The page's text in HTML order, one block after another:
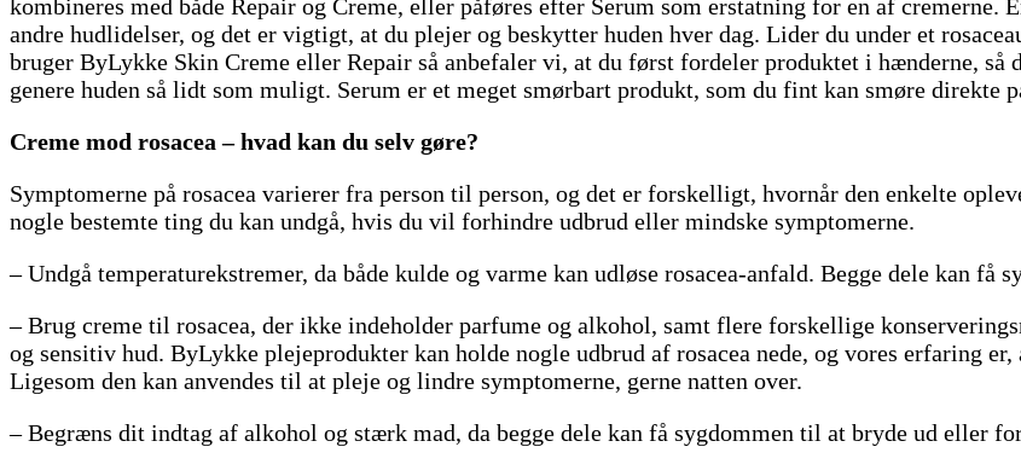
kombineres med både Repair og Creme, eller påføres efter Serum som erstatning for en af
andre hudlidelser, og det er vigtigt, at du plejer og beskytter huden hver dag. Lider du under et
bruger ByLykke Skin Creme eller Repair så anbefaler vi, at du først fordeler produktet i hænderne, så
genere huden så lidt som muligt. Serum er et meget smørbart produkt, som du fint kan smøre direkte
Creme mod rosacea – hvad kan du selv gøre?
Symptomerne på rosacea varierer fra person til person, og det er forskelligt, hvornår den enkelte
nogle bestemte ting du kan undgå, hvis du vil forhindre udbrud eller mindske symptomerne.
– Undgå temperaturekstremer, da både kulde og varme kan udløse rosacea-anfald. Begge dele kan
– Brug creme til rosacea, der ikke indeholder parfume og alkohol, samt flere forskellige
og sensitiv hud. ByLykke plejeprodukter kan holde nogle udbrud af rosacea nede, og vores erfaring
Ligesom den kan anvendes til at pleje og lindre symptomerne, gerne natten over.
– Begræns dit indtag af alkohol og stærk mad, da begge dele kan få sygdommen til at bryde ud eller